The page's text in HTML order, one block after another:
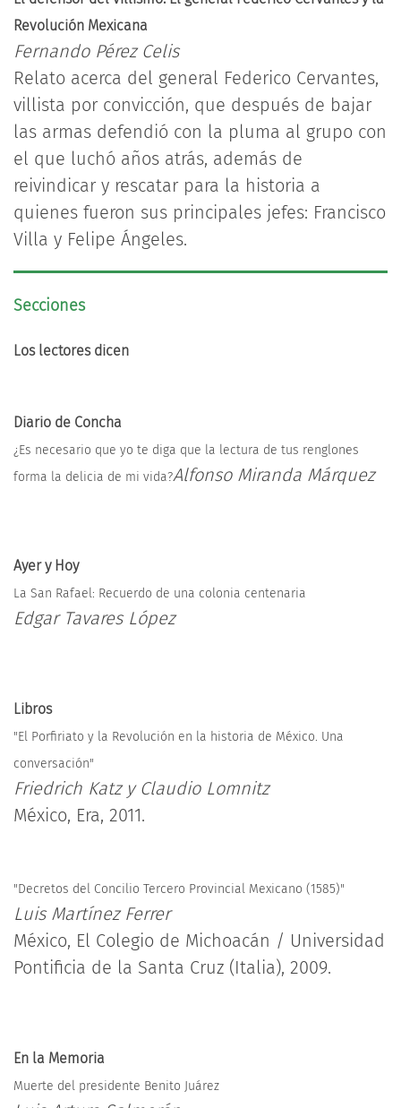
Revolución Mexicana
Fernando Pérez Celis
Relato acerca del general Federico Cervantes,
villista por convicción, que después de bajar
las armas defendió con la pluma al grupo con
el que luchó años atrás, además de
reivindicar y rescatar para la historia a
quienes fueron sus principales jefes: Francisco
Villa y Felipe Ángeles.
Secciones
Los lectores dicen
Diario de Concha
¿Es necesario que yo te diga que la lectura de tus renglones
forma la delicia de mi vida?Alfonso Miranda Márquez
Ayer y Hoy
La San Rafael: Recuerdo de una colonia centenaria
Edgar Tavares López
Libros
"El Porfiriato y la Revolución en la historia de México. Una
conversación"
Friedrich Katz y Claudio Lomnitz
México, Era, 2011.
"Decretos del Concilio Tercero Provincial Mexicano (1585)"
Luis Martínez Ferrer
México, El Colegio de Michoacán / Universidad
Pontificia de la Santa Cruz (Italia), 2009.
En la Memoria
Muerte del presidente Benito Juárez